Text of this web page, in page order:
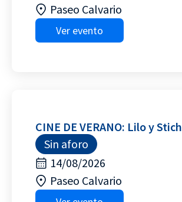
Paseo Calvario
Ver evento
CINE DE VERANO: Lilo y Stich
Sin aforo
14/08/2026
Paseo Calvario